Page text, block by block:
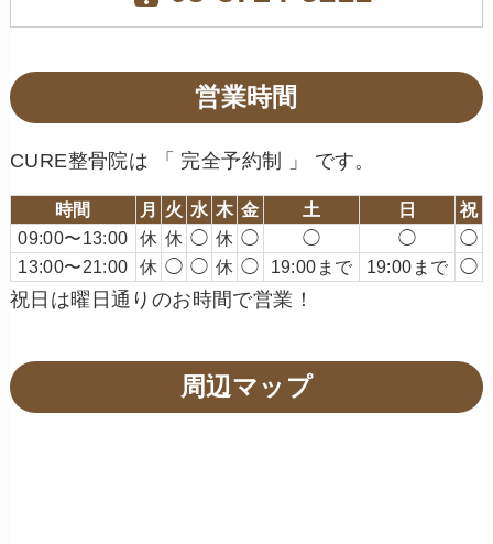
営業時間
CURE整骨院は 「 完全予約制 」 です。
時間 月 火 水 木 金 土 日
祝
09:00〜13:00
休 休 ◯ 休 ◯ ◯ ◯
◯
13:00〜21:00
休 ◯ ◯ 休 ◯ 19:00まで 19:00まで ◯
祝日は曜日通りのお時間で営業！
周辺マップ